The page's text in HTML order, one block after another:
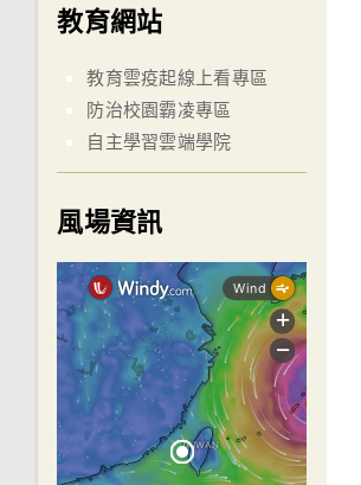
教育網站
教育雲疫起線上看專區
防治校園霸凌專區
自主學習雲端學院
風場資訊